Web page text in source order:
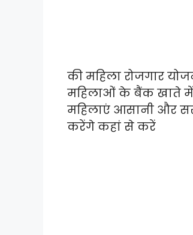
की महिला रोजगार
महिलाओं के बैंक खाते में
महिलाएं आसानी और
करेंगे कहां से करें